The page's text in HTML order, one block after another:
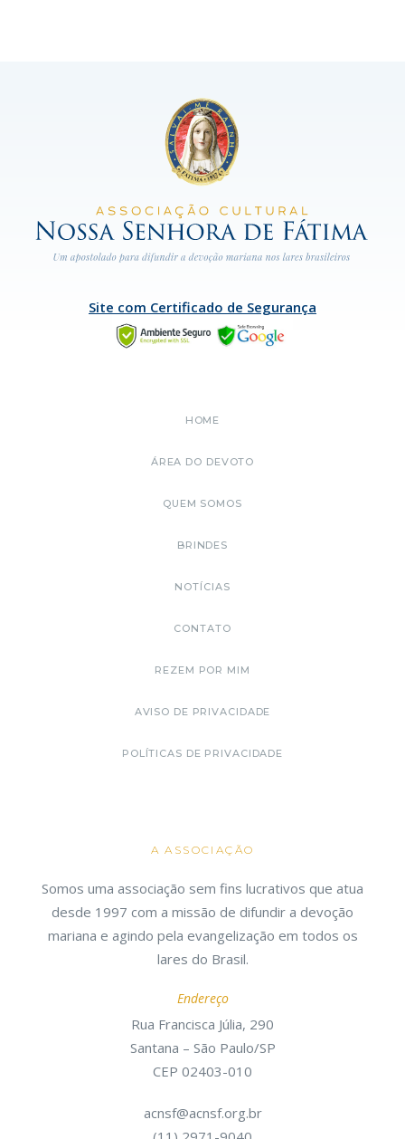
Site com Certificado de Segurança
HOME
ÁREA DO DEVOTO
QUEM SOMOS
BRINDES
NOTÍCIAS
CONTATO
REZEM POR MIM
AVISO DE PRIVACIDADE
POLÍTICAS DE PRIVACIDADE
A ASSOCIAÇÃO
Somos uma associação sem fins lucrativos que atua
desde 1997 com a missão de difundir a devoção
mariana e agindo pela evangelização em todos os
lares do Brasil.
Endereço
Rua Francisca Júlia, 290
Santana – São Paulo/SP
CEP 02403-010
acnsf@acnsf.org.br